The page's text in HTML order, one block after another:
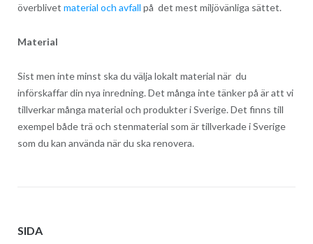
överblivet material och avfall på det mest miljövänliga sättet.
Material
Sist men inte minst ska du välja lokalt material när du
införskaffar din nya inredning. Det många inte tänker på är att vi
tillverkar många material och produkter i Sverige. Det finns till
exempel både trä och stenmaterial som är tillverkade i Sverige
som du kan använda när du ska renovera.
SIDA